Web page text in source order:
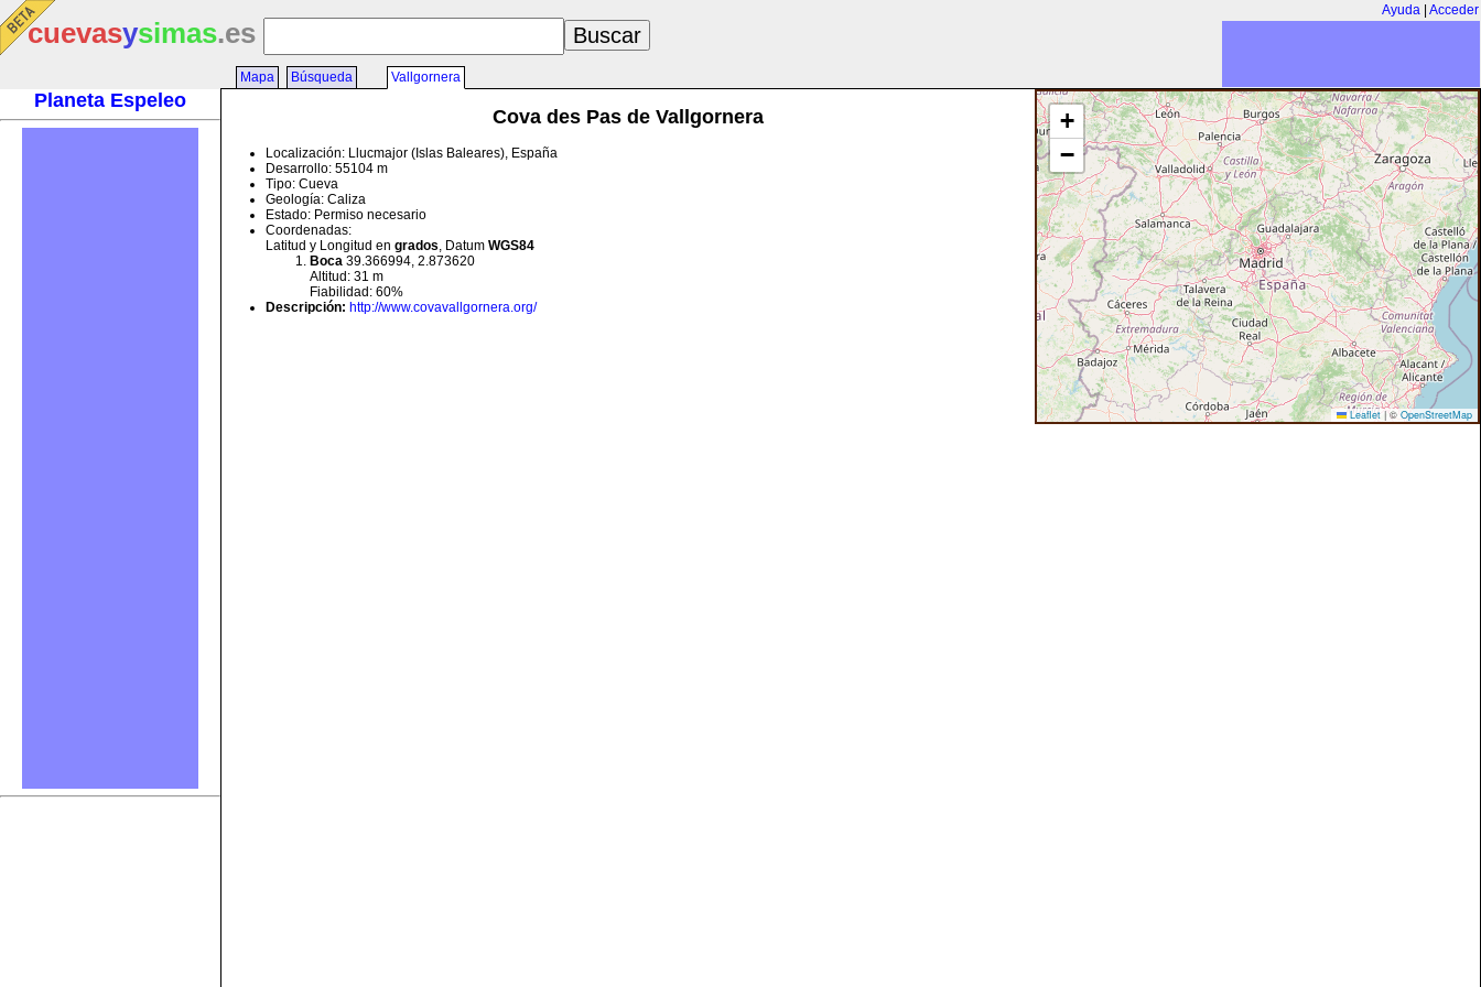
Ayuda Acceder
cuevasysimas.es
Planeta Espeleo
Mapa Búsqueda Vallgornera
+
−
Leaflet | © OpenStreetMap
Cova des Pas de Vallgornera
Localización: Llucmajor (Islas Baleares), España
Desarrollo: 55104 m
Tipo: Cueva
Geología: Caliza
Estado: Permiso necesario
Coordenadas:
Latitud y Longitud en grados, Datum WGS84
Boca 39.366994, 2.873620
Altitud: 31 m
Fiabilidad: 60%
Descripción: http://www.covavallgornera.org/